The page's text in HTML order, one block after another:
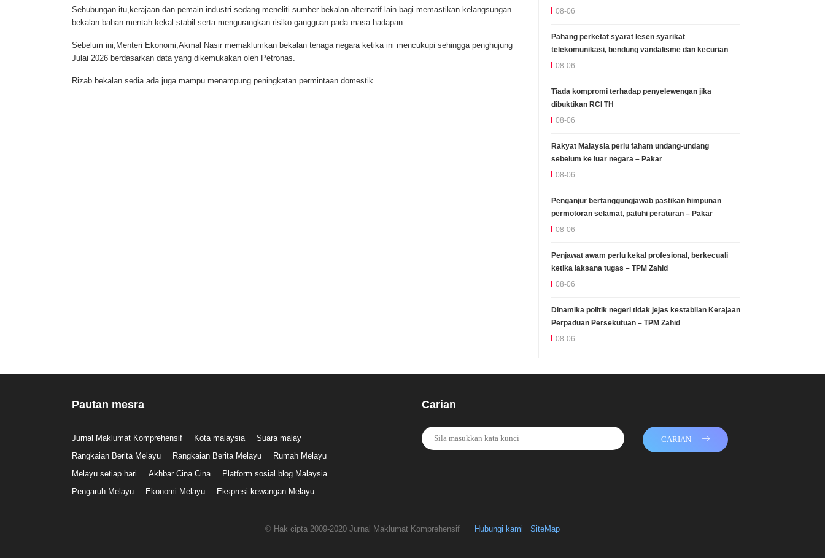
Sehubungan itu,kerajaan dan pemain industri sedang meneliti sumber bekalan alternatif lain bagi memastikan kelangsungan
bekalan bahan mentah kekal stabil serta mengurangkan risiko gangguan pada masa hadapan.
Sebelum ini,Menteri Ekonomi,Akmal Nasir memaklumkan bekalan tenaga negara ketika ini mencukupi sehingga penghujung
Julai 2026 berdasarkan data yang dikemukakan oleh Petronas.
Rizab bekalan sedia ada juga mampu menampung peningkatan permintaan domestik.
08-06
Pahang perketat syarat lesen syarikat
telekomunikasi, bendung vandalisme dan kecurian
08-06
Tiada kompromi terhadap penyelewengan jika
dibuktikan RCI TH
08-06
Rakyat Malaysia perlu faham undang-undang
sebelum ke luar negara – Pakar
08-06
Penganjur bertanggungjawab pastikan himpunan
permotoran selamat, patuhi peraturan – Pakar
08-06
Penjawat awam perlu kekal profesional, berkecuali
ketika laksana tugas – TPM Zahid
08-06
Dinamika politik negeri tidak jejas kestabilan Kerajaan
Perpaduan Persekutuan – TPM Zahid
08-06
Pautan mesra
Jurnal Maklumat Komprehensif Kota malaysia
Suara malay
Rangkaian Berita Melayu
Rangkaian Berita Melayu
Rumah Melayu
Melayu setiap hari
Akhbar Cina Cina
Platform sosial blog Malaysia
Pengaruh Melayu
Ekonomi Melayu Ekspresi kewangan Melayu
Carian
CARIAN
© Hak cipta 2009-2020 Jurnal Maklumat Komprehensif Hubungi kami SiteMap